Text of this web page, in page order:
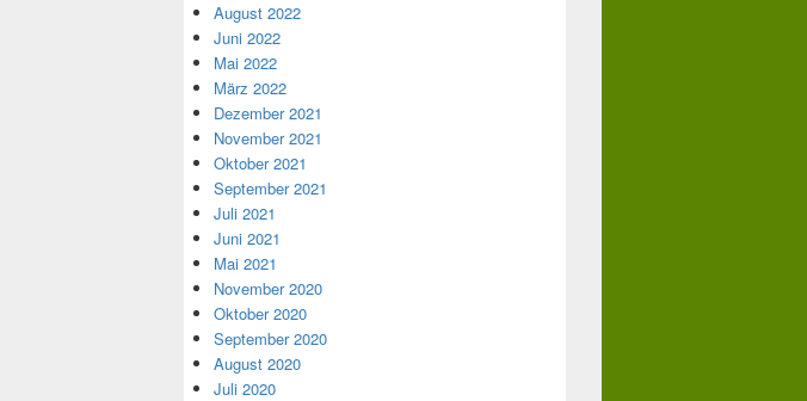
August 2022
Juni 2022
Mai 2022
März 2022
Dezember 2021
November 2021
Oktober 2021
September 2021
Juli 2021
Juni 2021
Mai 2021
November 2020
Oktober 2020
September 2020
August 2020
Juli 2020